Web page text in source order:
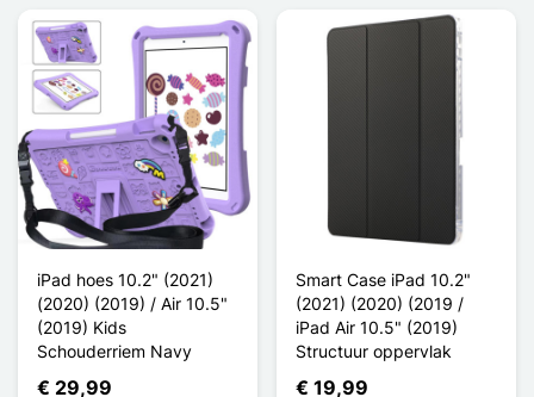
iPad hoes 10.2" (2021)
(2020) (2019) / Air 10.5"
(2019) Kids
Schouderriem Navy
€ 29,99
Smart Case iPad 10.2"
(2021) (2020) (2019 /
iPad Air 10.5" (2019)
Structuur oppervlak
€ 19,99